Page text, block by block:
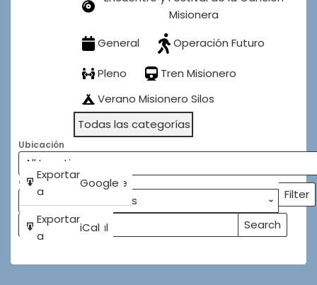
Misionera
General
Operación Futuro
Pleno
Tren Misionero
Verano Misionero Silos
Todas las categorías
Subscribe
in
Google
Subscribe
in
iCal
Exportar
a
Google
Exportar
a
iCal
Ubicación
Categorías
Filter
Buscar
Search
Events